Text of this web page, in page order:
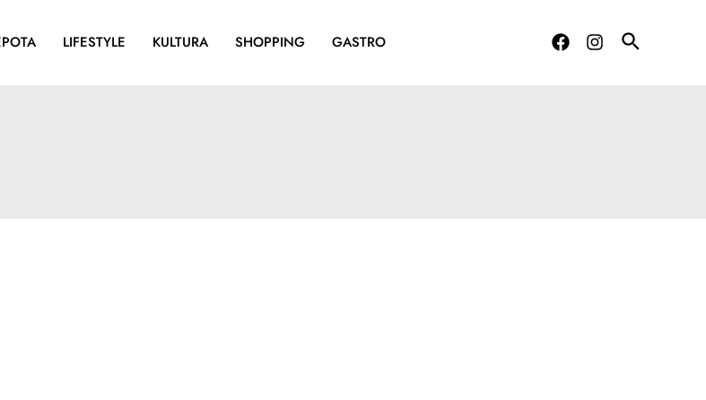
LIFESTYLE KULTURA SHOPPING GASTRO